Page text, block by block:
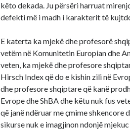
këto dekada. Ju përsëri harruat
defekti më i madh i karakterit të
E katerta ka mjekë dhe profesorë
vetëm në Komunitetin Europian dhe
veten, ka mjekë dhe profesore
Hirsch Index që do e kishin zili në
dhe profesore shqiptare që kanë
Evrope dhe ShBA dhe këtu nuk fus
që janë ndëruar me çmime shkencore
sikurse nuk e imagjinon ndonjë